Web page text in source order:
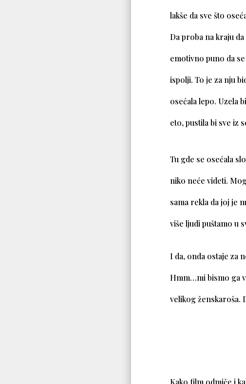
lakše da sve što
Da proba na kraju
emotivno puno da
ispolji. To je za nju
osećala lepo. Uzela
eto, pustila bi sve iz
Tu gde se osećala
niko neće videti.
sama rekla da joj je
više ljudi puštamo u
I da, onda ostaje za
Hmm…mi bismo ga
velikog ženskaroša.
Kako film odmiče i